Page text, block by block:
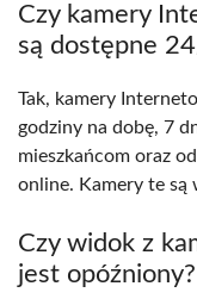
Czy kamery
są dostępne
Tak, kamery
godziny na dobę, 7
mieszkańcom oraz
online. Kamery te są
Czy widok z
jest opóźniony?